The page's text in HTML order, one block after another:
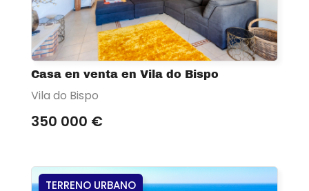
Casa en venta en Vila do Bispo
Vila do Bispo
350 000 €
TERRENO URBANO